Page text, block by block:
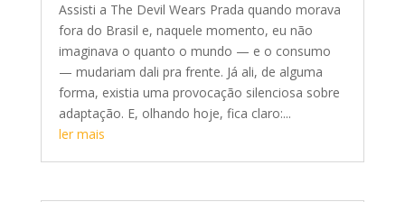
Assisti a The Devil Wears Prada quando morava
fora do Brasil e, naquele momento, eu não
imaginava o quanto o mundo — e o consumo
— mudariam dali pra frente. Já ali, de alguma
forma, existia uma provocação silenciosa sobre
adaptação. E, olhando hoje, fica claro:...
ler mais